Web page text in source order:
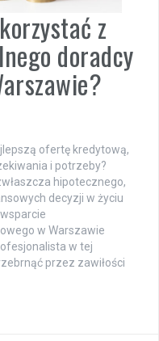
z
doradcy
ofertę kredytową,
i potrzeby?
hipotecznego,
decyzji w życiu
w Warszawie
w tej
przez zawiłości